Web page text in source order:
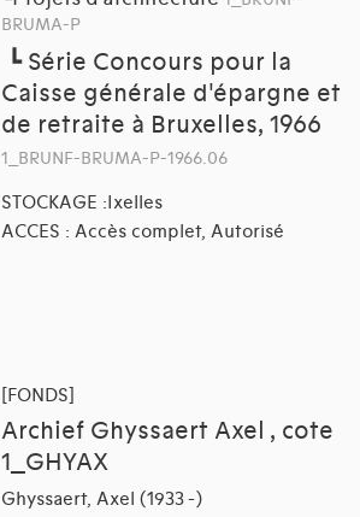
BRUMA-P
┗ Série Concours pour la
Caisse générale d'épargne et
de retraite à Bruxelles, 1966
1_BRUNF-BRUMA-P-1966.06
STOCKAGE :Ixelles
ACCES : Accès complet, Autorisé
[FONDS]
Archief Ghyssaert Axel , cote
1_GHYAX
Ghyssaert, Axel (1933 -)